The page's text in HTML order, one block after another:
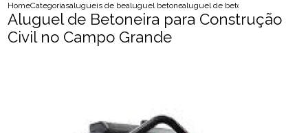
HomeCategoriasalugueis de betoneirasaluguel betoneiraaluguel de betoneira para
Aluguel de Betoneira para Construção
Civil no Campo Grande